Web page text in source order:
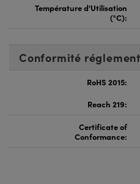
Température d'Utilisation
(°C):
Conformité
RoHS 2015:
Reach 219:
Certificate of
Conformance: